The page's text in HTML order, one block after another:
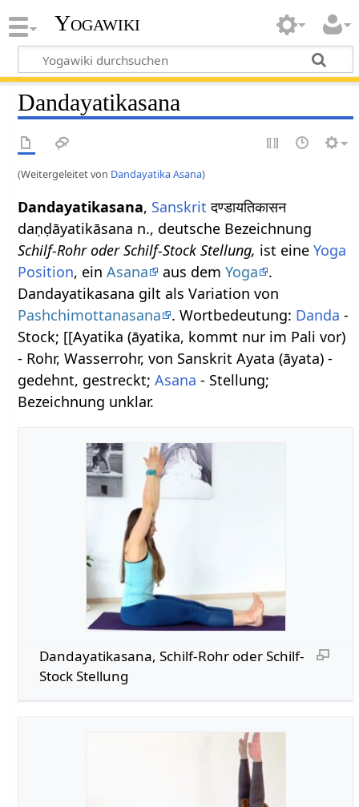
Yogawiki
Dandayatikasana
(Weitergeleitet von Dandayatika Asana)
Dandayatikasana, Sanskrit दण्डायतिकासन
daṇḍāyatikāsana n., deutsche Bezeichnung
Schilf-Rohr oder Schilf-Stock Stellung, ist eineYoga
Position, einAsana aus demYoga
.
Dandayatikasana gilt als Variation von
Pashchimottanasana
. Wortbedeutung: Danda -
Stock; [[Ayatika (āyatika, kommt nur im Pali vor)
- Rohr, Wasserrohr, von Sanskrit Ayata (āyata) -
gedehnt, gestreckt;Asana - Stellung;
Bezeichnung unklar.
Dandayatikasana, Schilf-Rohr oder Schilf-
Stock Stellung